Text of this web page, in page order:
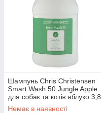
Шампунь Chris Christensen
Smart Wash 50 Jungle Apple
для собак та котів яблуко 3,8
л
Немає в наявності